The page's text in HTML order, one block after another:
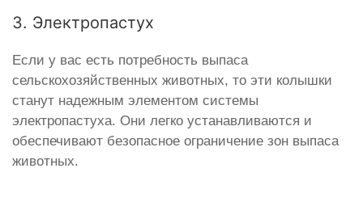
3. Электропастух
Если у вас есть потребность выпаса
сельскохозяйственных животных, то эти колышки
станут надежным элементом системы
электропастуха. Они легко устанавливаются и
обеспечивают безопасное ограничение зон выпаса
животных.